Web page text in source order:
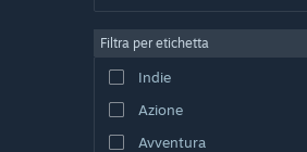
Inglese
Spagnolo - Spagna
Spagnolo - America Latina
Filtra per etichetta
Indie
Azione
Avventura